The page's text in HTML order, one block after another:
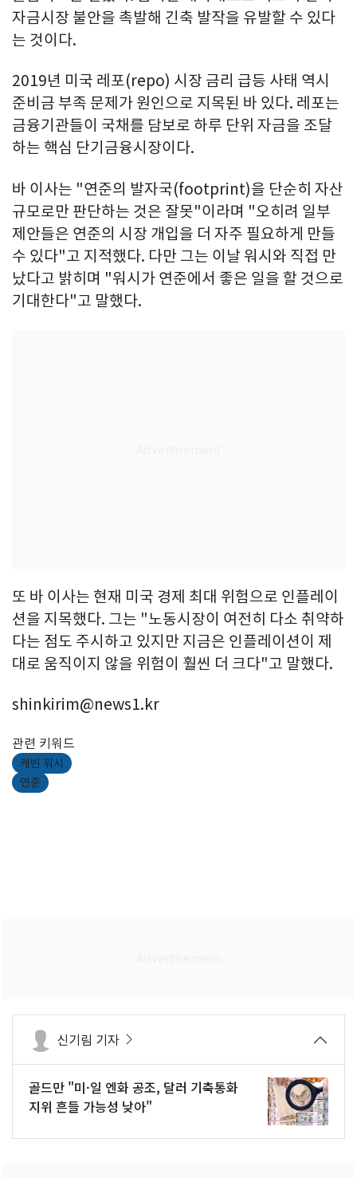
자금시장 불안을 촉발해 긴축 발작을 유발할 수 있다
는 것이다.
2019년 미국 레포(repo) 시장 금리 급등 사태 역시
준비금 부족 문제가 원인으로 지목된 바 있다. 레포는
금융기관들이 국채를 담보로 하루 단위 자금을 조달
하는 핵심 단기금융시장이다.
바 이사는 "연준의 발자국(footprint)을 단순히 자산
규모로만 판단하는 것은 잘못"이라며 "오히려 일부
제안들은 연준의 시장 개입을 더 자주 필요하게 만들
수 있다"고 지적했다. 다만 그는 이날 워시와 직접 만
났다고 밝히며 "워시가 연준에서 좋은 일을 할 것으로
기대한다"고 말했다.
또 바 이사는 현재 미국 경제 최대 위험으로 인플레이
션을 지목했다. 그는 "노동시장이 여전히 다소 취약하
다는 점도 주시하고 있지만 지금은 인플레이션이 제
대로 움직이지 않을 위험이 훨씬 더 크다"고 말했다.
shinkirim@news1.kr
관련 키워드
케빈 워시
연준
신기림 기자
골드만 "미·일 엔화 공조, 달러 기축통화
지위 흔들 가능성 낮아"